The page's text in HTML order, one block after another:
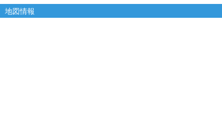
地図情報